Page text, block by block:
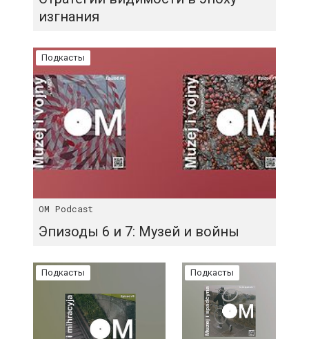
изгнания
Подкасты
OM Podcast
Эпизоды 6 и 7: Музей и войны
Подкасты Подкасты